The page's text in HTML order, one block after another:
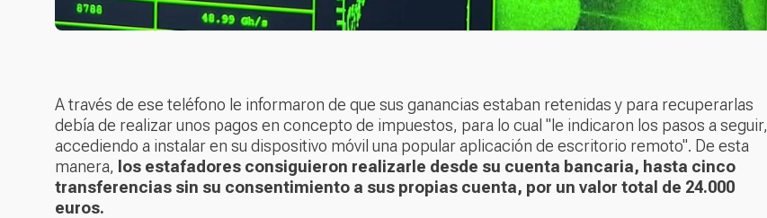
A través de ese teléfono le informaron de que sus ganancias estaban retenidas y para recuperarlas
debía de realizar unos pagos en concepto de impuestos, para lo cual "le indicaron los pasos a seguir,
accediendo a instalar en su dispositivo móvil una popular aplicación de escritorio remoto". De esta
manera, los estafadores consiguieron realizarle desde su cuenta bancaria, hasta cinco
transferencias sin su consentimiento a sus propias cuenta, por un valor total de 24.000
euros.